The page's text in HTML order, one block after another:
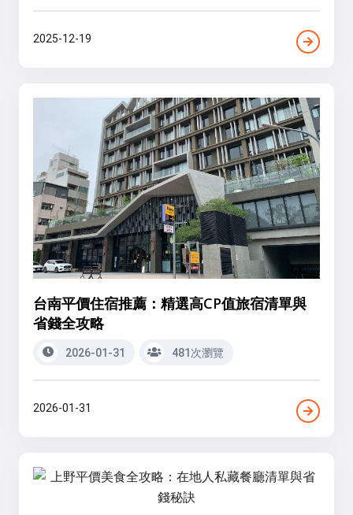
2025-12-19
台南平價住宿推薦：精選高CP值旅宿清單與
省錢全攻略
2026-01-31 481次瀏覽
2026-01-31